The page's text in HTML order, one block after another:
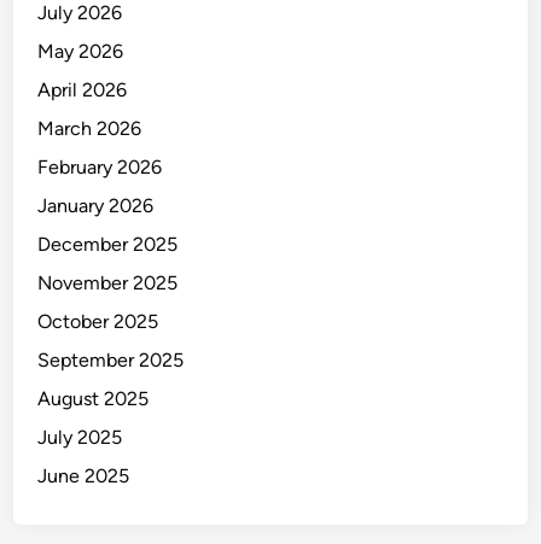
July 2026
May 2026
April 2026
March 2026
February 2026
January 2026
December 2025
November 2025
October 2025
September 2025
August 2025
July 2025
June 2025